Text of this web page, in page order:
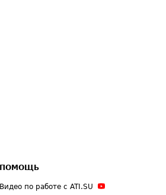
ПОМОЩЬ
Видео по работе с ATI.SU